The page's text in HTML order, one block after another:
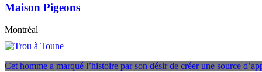
Maison Pigeons
Montréal
Cet homme a marqué l’histoire par son désir de créer une source